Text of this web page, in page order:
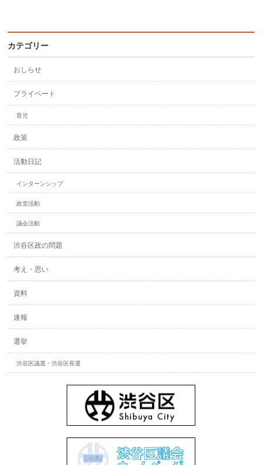
カテゴリー
おしらせ
プライベート
育児
政策
活動日記
インターンシップ
政党活動
議会活動
渋谷区政の問題
考え・思い
資料
速報
選挙
渋谷区議選・渋谷区長選